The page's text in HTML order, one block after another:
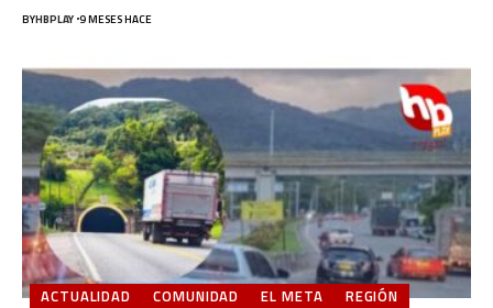
BYHBPLAY 9 MESES HACE
ACTUALIDAD COMUNIDAD EL META REGIÓN